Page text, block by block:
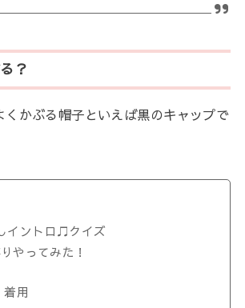
？
くかぶる帽子といえば黒のキャップで
イントロ♫クイズ
やってみた！
用